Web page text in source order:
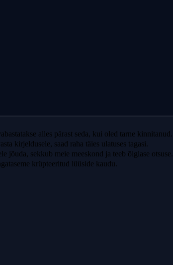
alles pärast seda, kui oled tarne kinnitanud.
kirjeldusele, saad raha täies ulatuses tagasi.
jõuda, sekkub meie meeskond ja teeb õiglase otsuse.
krüpteeritud lüüside kaudu.